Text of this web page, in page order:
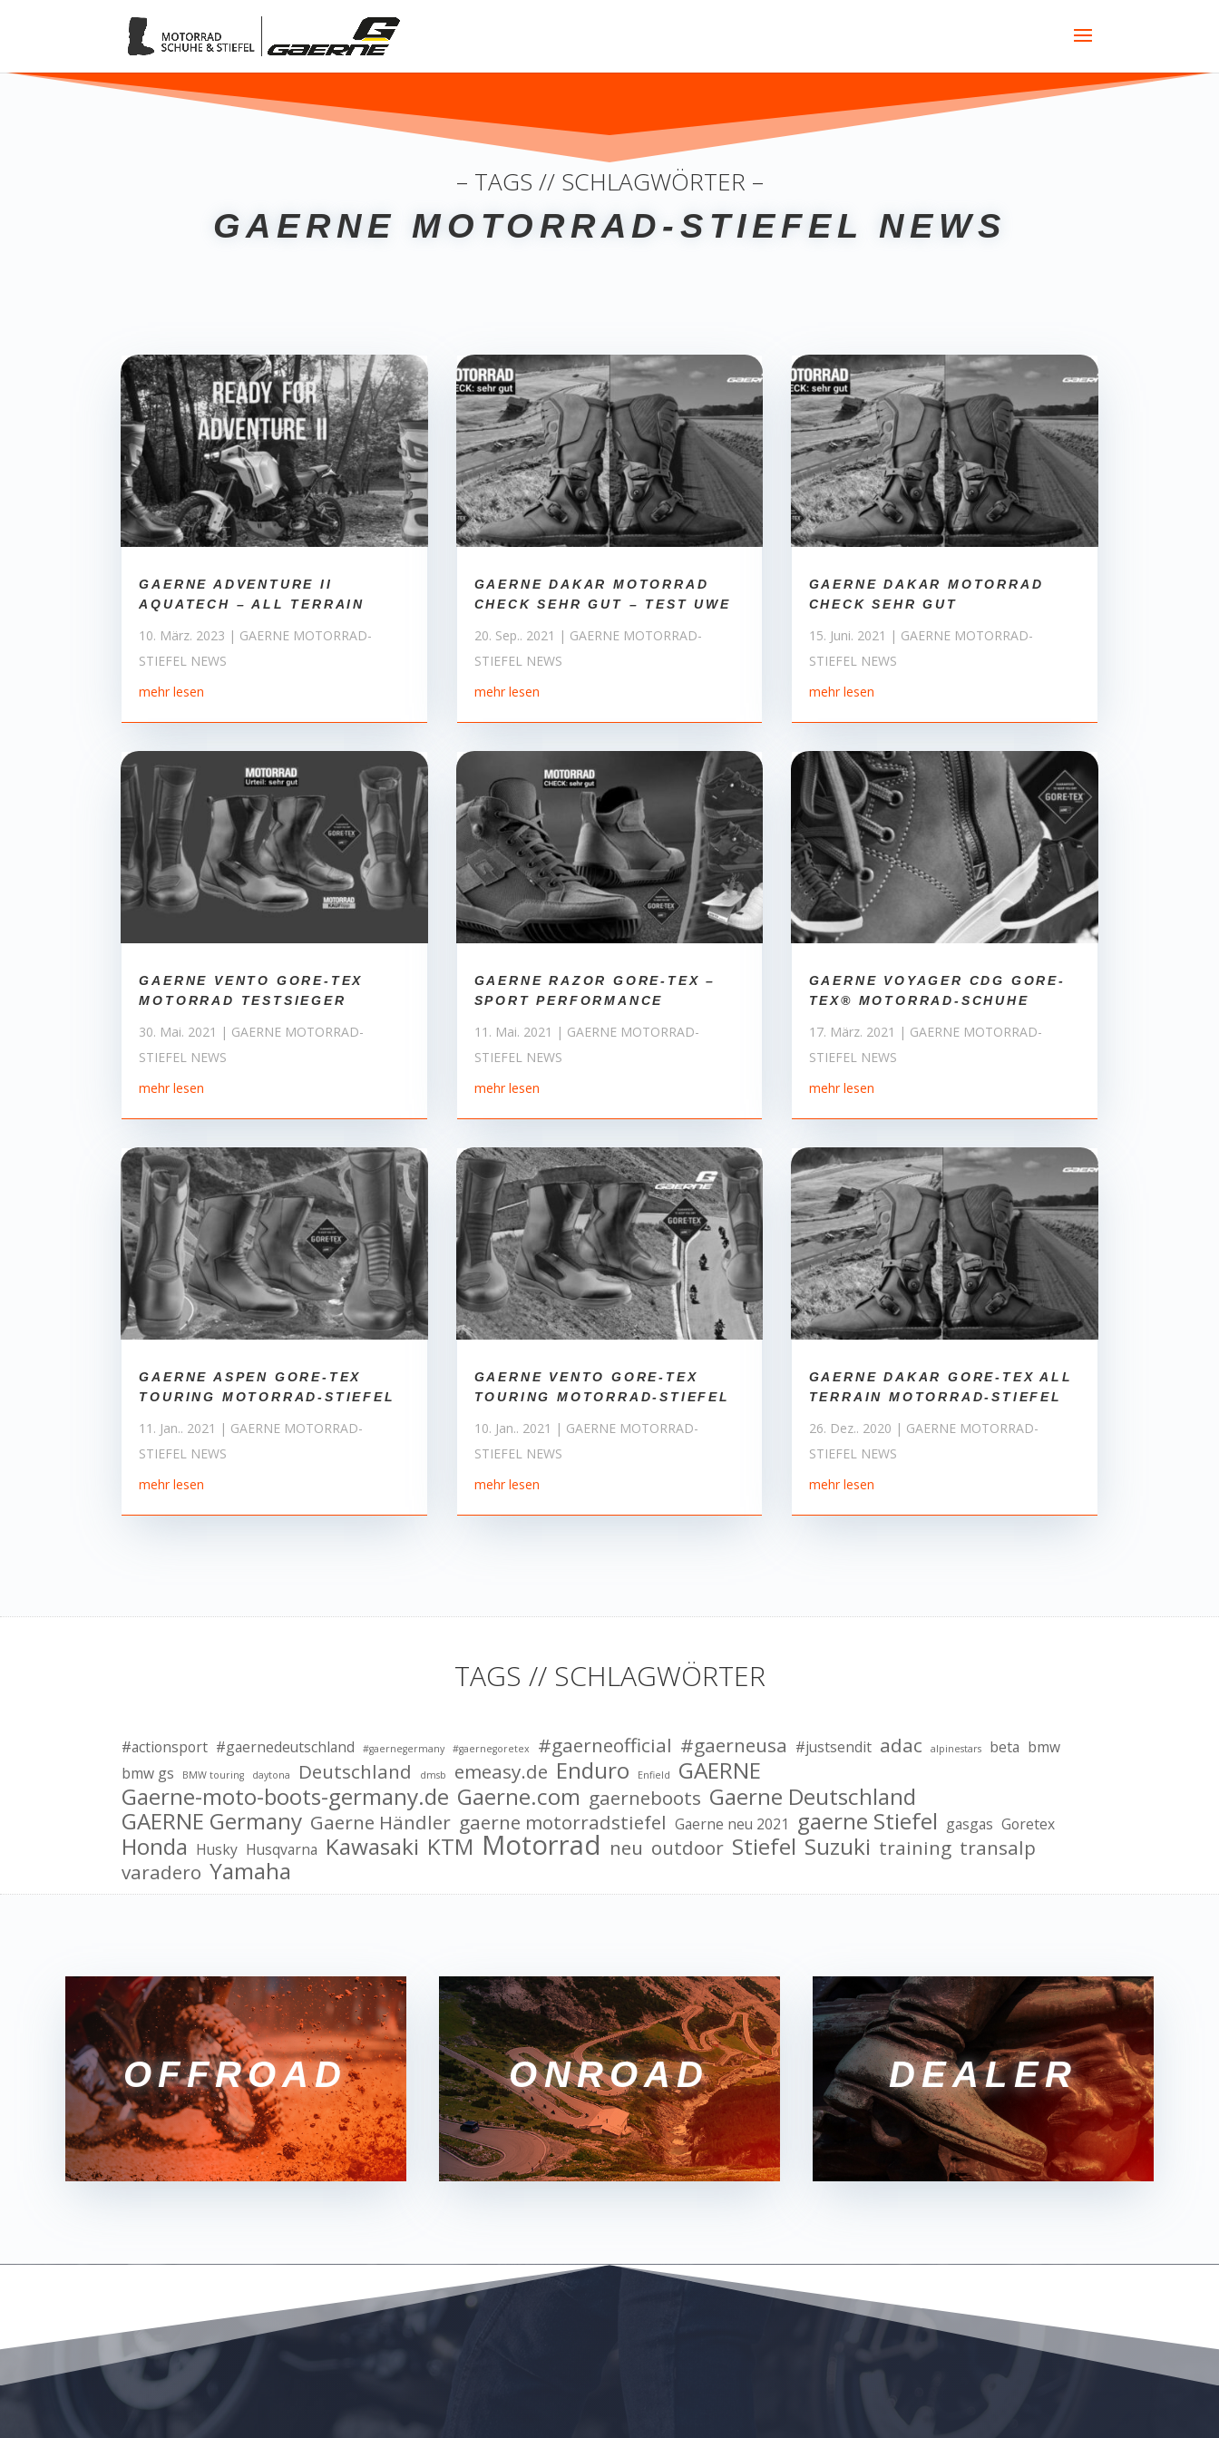
– TAGS // SCHLAGWÖRTER –
GAERNE MOTORRAD-STIEFEL NEWS
GAERNE ADVENTURE II
AQUATECH – ALL TERRAIN
10. März. 2023 | GAERNE MOTORRAD-
STIEFEL NEWS
mehr lesen
GAERNE VENTO GORE-TEX
MOTORRAD TESTSIEGER
30. Mai. 2021 | GAERNE MOTORRAD-
STIEFEL NEWS
mehr lesen
GAERNE ASPEN GORE-TEX
TOURING MOTORRAD-STIEFEL
11. Jan.. 2021 | GAERNE MOTORRAD-
STIEFEL NEWS
mehr lesen
GAERNE DAKAR MOTORRAD
CHECK SEHR GUT – TEST UWE
20. Sep.. 2021 | GAERNE MOTORRAD-
STIEFEL NEWS
mehr lesen
GAERNE RAZOR GORE-TEX –
SPORT PERFORMANCE
11. Mai. 2021 | GAERNE MOTORRAD-
STIEFEL NEWS
mehr lesen
GAERNE VENTO GORE-TEX
TOURING MOTORRAD-STIEFEL
10. Jan.. 2021 | GAERNE MOTORRAD-
STIEFEL NEWS
mehr lesen
GAERNE DAKAR MOTORRAD
CHECK SEHR GUT
15. Juni. 2021 | GAERNE MOTORRAD-
STIEFEL NEWS
mehr lesen
GAERNE VOYAGER CDG GORE-
TEX® MOTORRAD-SCHUHE
17. März. 2021 | GAERNE MOTORRAD-
STIEFEL NEWS
mehr lesen
GAERNE DAKAR GORE-TEX ALL
TERRAIN MOTORRAD-STIEFEL
26. Dez.. 2020 | GAERNE MOTORRAD-
STIEFEL NEWS
mehr lesen
TAGS // SCHLAGWÖRTER
#actionsport #gaernedeutschland #gaernegermany #gaernegoretex #gaerneofficial #gaerneusa #justsendit adac alpinestars beta bmw
bmw gs
BMW touring daytona Deutschland dmsb emeasy.de Enduro Enfield
GAERNE
Gaerne-moto-boots-germany.de Gaerne.com gaerneboots Gaerne Deutschland
GAERNE Germany Gaerne Händler gaerne motorradstiefel Gaerne neu 2021 gaerne Stiefel gasgas Goretex
Honda Husky Husqvarna Kawasaki KTM Motorrad neu outdoor Stiefel Suzuki training transalp
varadero Yamaha
OFFROAD ONROAD DEALER